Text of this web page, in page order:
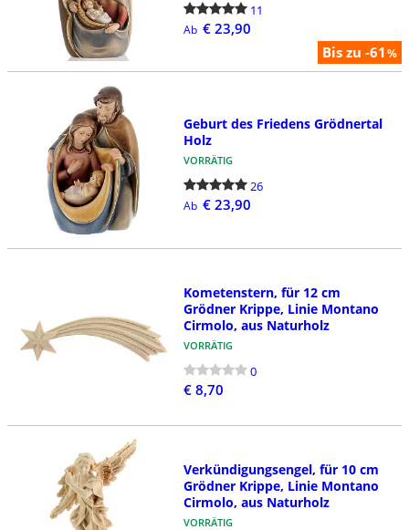
Bis zu -61%
11
Ab € 23,90
Geburt des Friedens Grödnertal
Holz
VORRÄTIG
26
Ab € 23,90
Kometenstern, für 12 cm
Grödner Krippe, Linie Montano
Cirmolo, aus Naturholz
VORRÄTIG
0
€ 8,70
Verkündigungsengel, für 10 cm
Grödner Krippe, Linie Montano
Cirmolo, aus Naturholz
VORRÄTIG